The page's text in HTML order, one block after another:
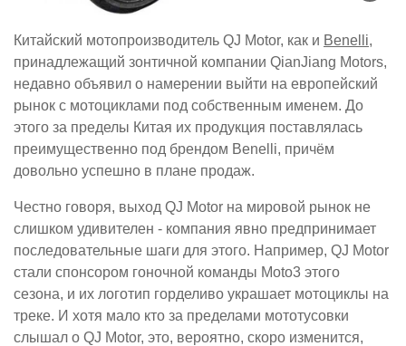
Китайский мотопроизводитель QJ Motor, как и Benelli,
принадлежащий зонтичной компании QianJiang Motors,
недавно объявил о намерении выйти на европейский
рынок с мотоциклами под собственным именем. До
этого за пределы Китая их продукция поставлялась
преимущественно под брендом Benelli, причём
довольно успешно в плане продаж.
Честно говоря, выход QJ Motor на мировой рынок не
слишком удивителен - компания явно предпринимает
последовательные шаги для этого. Например, QJ Motor
стали спонсором гоночной команды Moto3 этого
сезона, и их логотип горделиво украшает мотоциклы на
треке. И хотя мало кто за пределами мототусовки
слышал о QJ Motor, это, вероятно, скоро изменится,